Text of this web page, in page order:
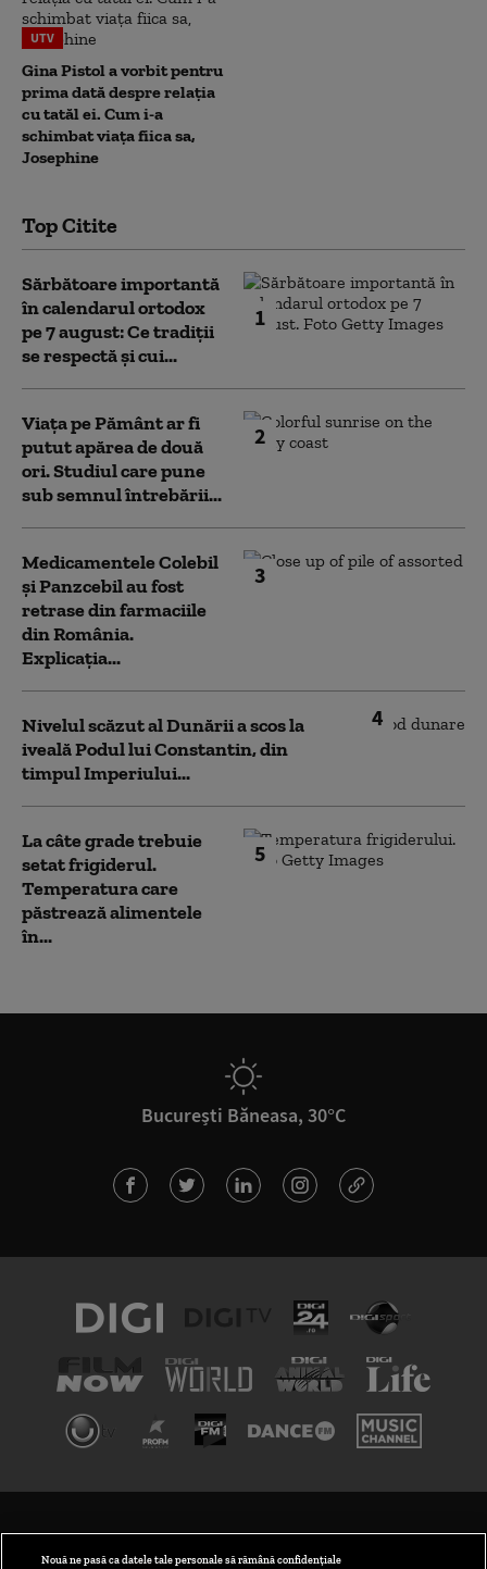
UTV
Gina Pistol a vorbit pentru
prima dată despre relația
cu tatăl ei. Cum i-a
schimbat viața fiica sa,
Josephine
Top Citite
1
Sărbătoare importantă
în calendarul ortodox
pe 7 august: Ce tradiții
se respectă și cui...
2
Viața pe Pământ ar fi
putut apărea de două
ori. Studiul care pune
sub semnul întrebării...
3
Medicamentele Colebil
și Panzcebil au fost
retrase din farmaciile
din România.
Explicația...
4
Nivelul scăzut al Dunării a scos la
iveală Podul lui Constantin, din
timpul Imperiului...
5
La câte grade trebuie
setat frigiderul.
Temperatura care
păstrează alimentele
în...
București Băneasa, 30°C
Nouă ne pasă ca datele tale personale să rămână confidențiale